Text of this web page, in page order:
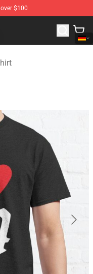
$100
Merchandise Shop